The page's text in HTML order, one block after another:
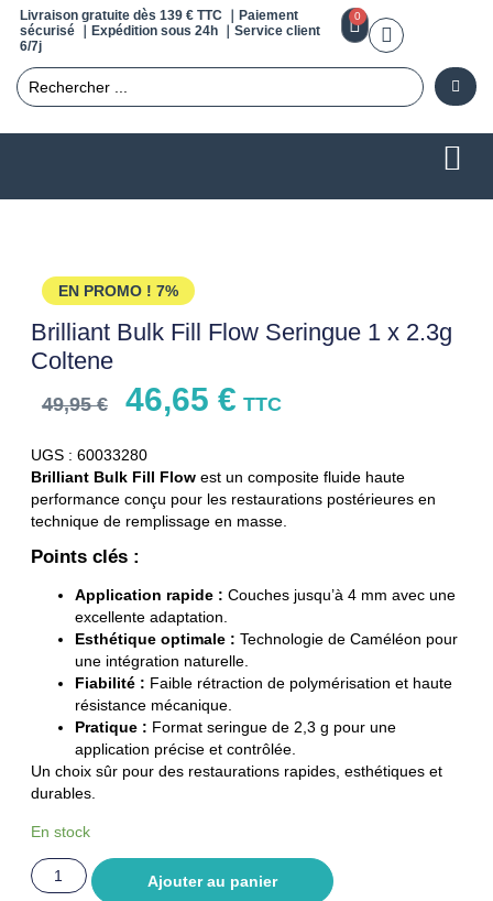
Livraison gratuite dès 139 € TTC ｜Paiement
sécurisé ｜Expédition sous 24h ｜Service client
6/7j
0
EN PROMO ! 7%
Brilliant Bulk Fill Flow Seringue 1 x 2.3g
Coltene
49,95€ 46,65 € TTC
UGS : 60033280
Brilliant Bulk Fill Flowest un composite fluide haute
performance conçu pour les restaurations postérieures en
technique de remplissage en masse.
Points clés :
Application rapide : Couches jusqu’à 4 mm avec une
excellente adaptation.
Esthétique optimale : Technologie de Caméléon pour
une intégration naturelle.
Fiabilité : Faible rétraction de polymérisation et haute
résistance mécanique.
Pratique : Format seringue de 2,3 g pour une
application précise et contrôlée.
Un choix sûr pour des restaurations rapides, esthétiques et
durables.
En stock
Ajouter au panier